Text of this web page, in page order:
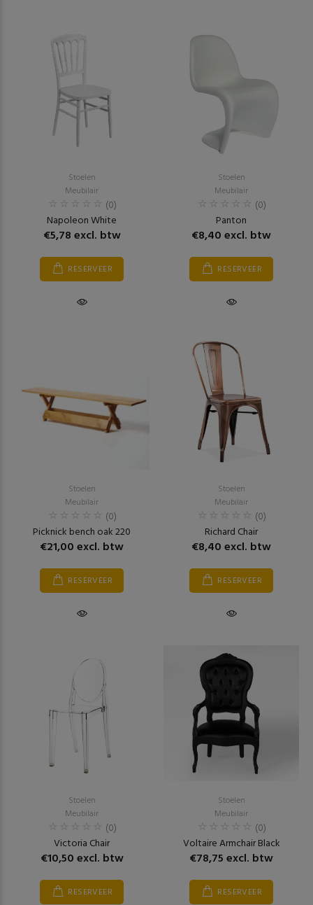
Stoelen
Meubilair
(0)
Napoleon White
€5,78 excl. btw
RESERVEER
Stoelen
Meubilair
(0)
Panton
€8,40 excl. btw
RESERVEER
Stoelen
Meubilair
(0)
Picknick bench oak 220
€21,00 excl. btw
RESERVEER
Stoelen
Meubilair
(0)
Richard Chair
€8,40 excl. btw
RESERVEER
Stoelen
Meubilair
(0)
Victoria Chair
€10,50 excl. btw
RESERVEER
Stoelen
Meubilair
(0)
Voltaire Armchair Black
€78,75 excl. btw
RESERVEER